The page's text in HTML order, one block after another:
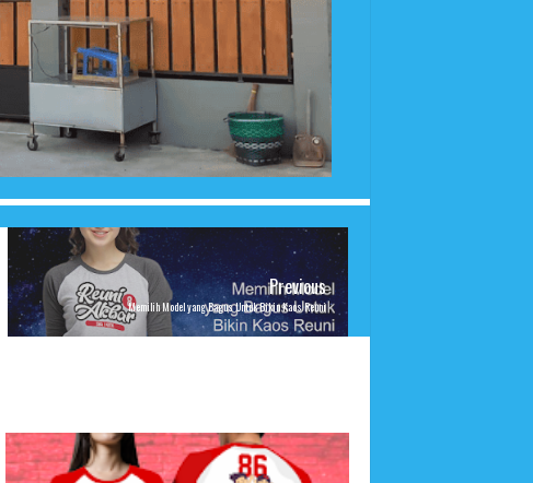
Previous
Memilih Model yang Bagus Untuk Bikin Kaos Reuni